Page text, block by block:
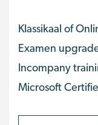
Klassikaal of
Examen
Incompany
Microsoft